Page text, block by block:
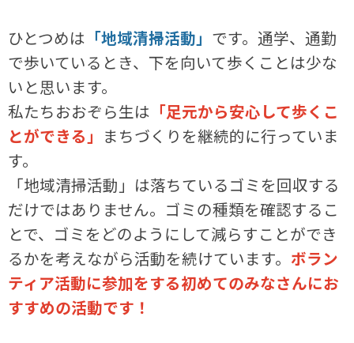
ひとつめは 「地域清掃活動」 です。通学、通勤
で歩いているとき、下を向いて歩くことは少な
いと思います。
私たちおおぞら生は 「足元から安心して歩くこ
とができる」 まちづくりを継続的に行っていま
す。
「地域清掃活動」は落ちているゴミを回収する
だけではありません。ゴミの種類を確認するこ
とで、ゴミをどのようにして減らすことができ
るかを考えながら活動を続けています。 ボラン
ティア活動に参加をする初めてのみなさんにお
すすめの活動です！